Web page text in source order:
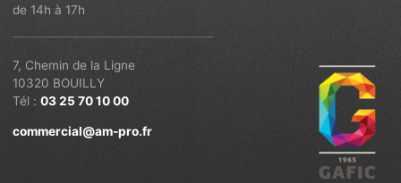
de 14h à 17h
7, Chemin de la Ligne
10320 BOUILLY
Tél : 03 25 70 10 00
commercial@am-pro.fr